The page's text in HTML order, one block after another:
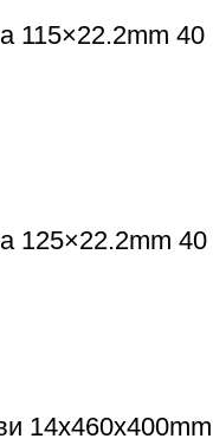
115×22.2mm 40
125×22.2mm 40
14x460x400mm